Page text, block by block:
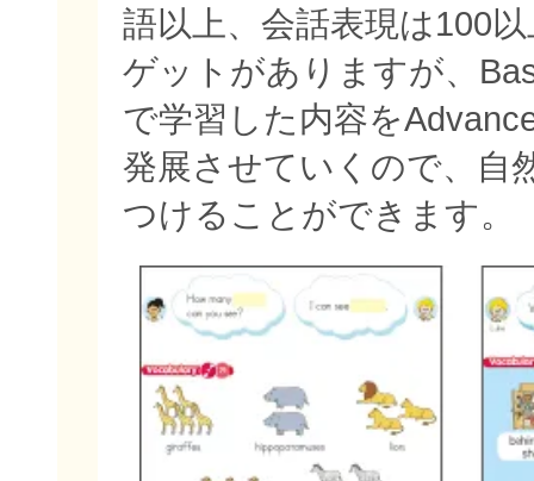
語以上、会話表現は100
ゲットがありますが、
で学習した内容を
発展させていくので、自
つけることができます。